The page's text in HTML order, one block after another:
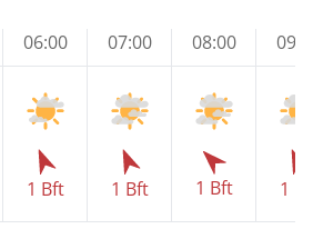
06:00
1 Bft
07:00
1 Bft
08:00
1 Bft 1